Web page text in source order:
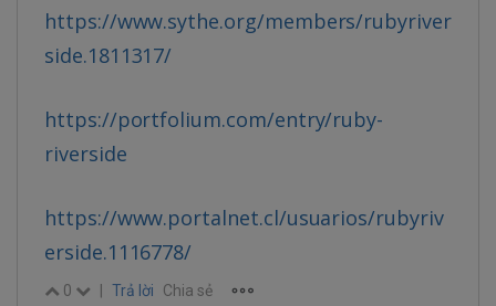
https://www.sythe.org/members/rubyriver
side.1811317/
https://portfolium.com/entry/ruby-
riverside
https://www.portalnet.cl/usuarios/rubyriv
erside.1116778/
0 Trả lời Chia sẻ